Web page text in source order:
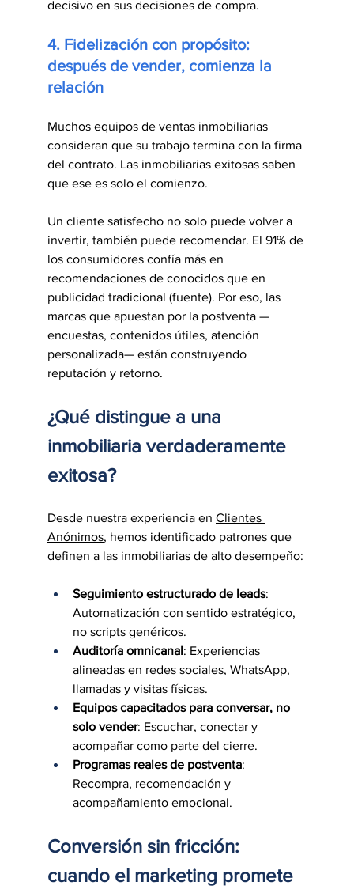
decisivo en sus decisiones de compra.
4. Fidelización con propósito:
después de vender, comienza la
relación
Muchos equipos de ventas inmobiliarias
consideran que su trabajo termina con la firma
del contrato. Las inmobiliarias exitosas saben
que ese es solo el comienzo.
Un cliente satisfecho no solo puede volver a
invertir, también puede recomendar. El 91% de
los consumidores confía más en
recomendaciones de conocidos que en
publicidad tradicional (fuente). Por eso, las
marcas que apuestan por la postventa —
encuestas, contenidos útiles, atención
personalizada— están construyendo
reputación y retorno.
¿Qué distingue a una
inmobiliaria verdaderamente
exitosa?
Desde nuestra experiencia en Clientes
Anónimos, hemos identificado patrones que
definen a las inmobiliarias de alto desempeño:
Seguimiento estructurado de leads:
Automatización con sentido estratégico,
no scripts genéricos.
Auditoría omnicanal : Experiencias
alineadas en redes sociales, WhatsApp,
llamadas y visitas físicas.
Equipos capacitados para conversar, no
solo vender: Escuchar, conectar y
acompañar como parte del cierre.
Programas reales de postventa:
Recompra, recomendación y
acompañamiento emocional.
Conversión sin fricción:
cuando el marketing promete